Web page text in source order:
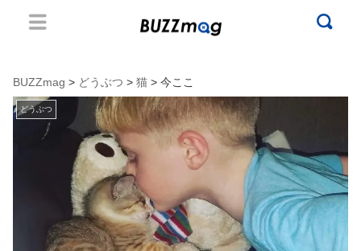
BUZZmag > どうぶつ > 猫 > 今ここ
どうぶつ